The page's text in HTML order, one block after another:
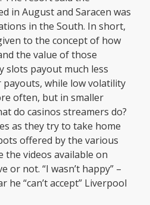
in August and Saracen was
in the South. In short,
to the concept of how
the value of those
slots payout much less
while low volatility
often, but in smaller
do casinos streamers do?
as they try to take home
offered by the various
the videos available on
or not. “I wasn’t happy” –
he “can’t accept” Liverpool